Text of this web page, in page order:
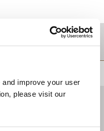
improve your user
please visit our